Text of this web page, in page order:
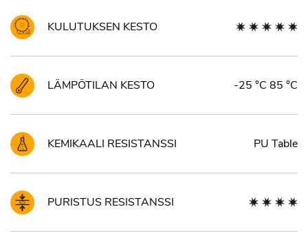
KULUTUKSEN KESTO
LÄMPÖTILAN KESTO -25 °C 85 °C
KEMIKAALI RESISTANSSI PU Table
PURISTUS RESISTANSSI